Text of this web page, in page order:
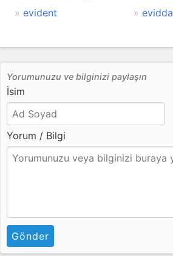
evident
evidda
Yorumunuzu ve bilginizi paylaşın
İsim
Yorum / Bilgi
Gönder